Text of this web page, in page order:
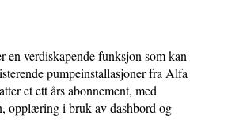
verdiskapende funksjon som kan
pumpeinstallasjoner fra Alfa
et ett års abonnement, med
opplæring i bruk av dashbord og